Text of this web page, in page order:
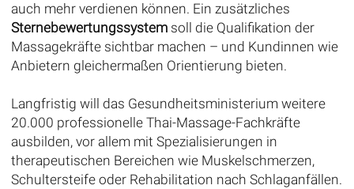
auch mehr verdienen können. Ein zusätzliches
Sternebewertungssystem soll die Qualifikation der
Massagekräfte sichtbar machen – und Kundinnen wie
Anbietern gleichermaßen Orientierung bieten.
Langfristig will das Gesundheitsministerium weitere
20.000 professionelle Thai-Massage-Fachkräfte
ausbilden, vor allem mit Spezialisierungen in
therapeutischen Bereichen wie Muskelschmerzen,
Schultersteife oder Rehabilitation nach Schlaganfällen.